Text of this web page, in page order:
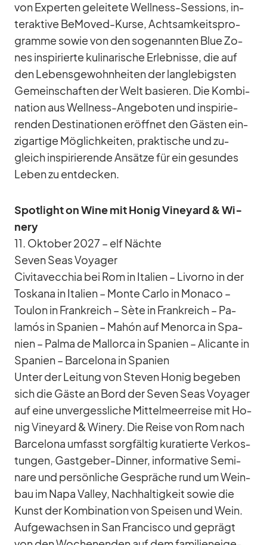
von Ex­per­ten ge­lei­tete Well­ness-Ses­si­ons, in­
ter­ak­tive Be­Mo­ved-Kurse, Acht­sam­keits­pro­
gramme so­wie von den so­ge­nann­ten Blue Zo­
nes in­spi­rierte ku­li­na­ri­sche Er­leb­nisse, die auf
den Le­bens­ge­wohn­hei­ten der lang­le­bigs­ten
Ge­mein­schaf­ten der Welt ba­sie­ren. Die Kom­bi­
na­tion aus Well­ness-An­ge­bo­ten und in­spi­rie­
ren­den De­sti­na­tio­nen er­öff­net den Gäs­ten ein­
zig­ar­tige Mög­lich­kei­ten, prak­ti­sche und zu­
gleich in­spi­rie­rende An­sätze für ein ge­sun­des
Le­ben zu ent­de­cken.
Spot­light on Wine mit Ho­nig Vi­ney­ard & Wi­
nery
11. Ok­to­ber 2027 – elf Nächte
Se­ven Seas Voy­a­ger
Ci­vi­ta­vec­chia bei Rom in Ita­lien – Li­vorno in der
Tos­kana in Ita­lien – Monte Carlo in Mo­naco –
Tou­lon in Frank­reich – Sète in Frank­reich – Pa­
lamós in Spa­nien – Mahón auf Me­norca in Spa­
nien – Palma de Mal­lorca in Spa­nien – Ali­cante in
Spa­nien – Bar­ce­lona in Spa­nien
Un­ter der Lei­tung von Ste­ven Ho­nig be­ge­ben
sich die Gäste an Bord der Se­ven Seas Voy­a­ger
auf eine un­ver­gess­li­che Mit­tel­meer­reise mit Ho­
nig Vi­ney­ard & Wi­nery. Die Reise von Rom nach
Bar­ce­lona um­fasst sorg­fäl­tig ku­ra­tierte Ver­kos­
tun­gen, Gast­ge­ber-Din­ner, in­for­ma­tive Se­mi­
nare und per­sön­li­che Ge­sprä­che rund um Wein­
bau im Napa Val­ley, Nach­hal­tig­keit so­wie die
Kunst der Kom­bi­na­tion von Spei­sen und Wein.
Auf­ge­wach­sen in San Fran­cisco und ge­prägt